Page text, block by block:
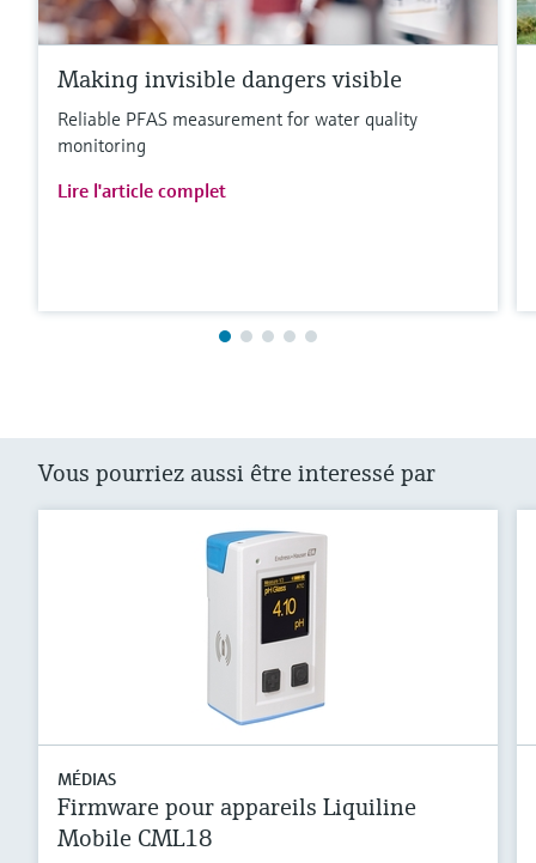
Making invisible dangers visible
Reliable PFAS measurement for water quality
monitoring
Lire l'article complet
Vous pourriez aussi être interessé par
MÉDIAS
Firmware pour appareils Liquiline
Mobile CML18